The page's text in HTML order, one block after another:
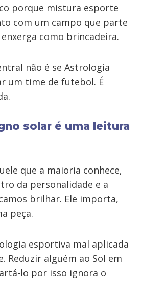
porque mistura esporte
com um campo que parte
como brincadeira.
não é se Astrologia
um time de futebol. É
solar é uma leitura
que a maioria conhece,
da personalidade e a
brilhar. Ele importa,
peça.
esportiva mal aplicada
Reduzir alguém ao Sol em
lo por isso ignora o